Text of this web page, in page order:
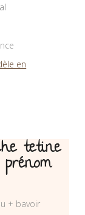
en
tetine
+ bavoir